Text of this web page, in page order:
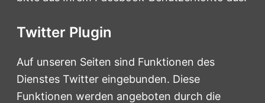
Twitter Plugin
Auf unseren Seiten sind Funktionen des
Dienstes Twitter eingebunden. Diese
Funktionen werden angeboten durch die